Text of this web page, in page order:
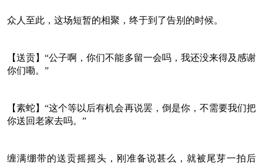
众人至此，这场短暂的相聚，终于到了告别的时候。
【送贡】“公子啊，你们不能多留一会吗，我还没来得及感谢
你们嘞。”
【素蛇】“这个等以后有机会再说罢，倒是你，不需要我们把
你送回老家去吗。”
缠满绷带的送贡摇摇头，刚准备说甚么，就被尾芽一拍后